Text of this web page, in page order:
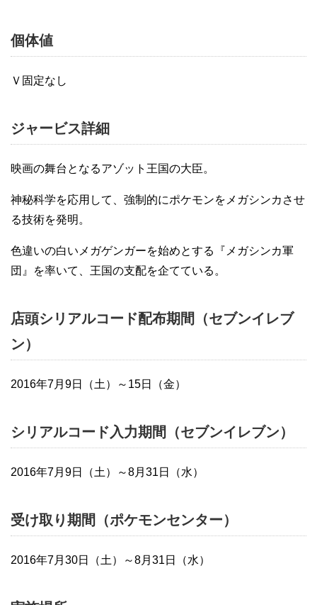
個体値
Ｖ固定なし
ジャービス詳細
映画の舞台となるアゾット王国の大臣。
神秘科学を応用して、強制的にポケモンをメガシンカさせ
る技術を発明。
色違いの白いメガゲンガーを始めとする『メガシンカ軍
団』を率いて、王国の支配を企てている。
店頭シリアルコード配布期間（セブンイレブ
ン）
2016年7月9日（土）～15日（金）
シリアルコード入力期間（セブンイレブン）
2016年7月9日（土）～8月31日（水）
受け取り期間（ポケモンセンター）
2016年7月30日（土）～8月31日（水）